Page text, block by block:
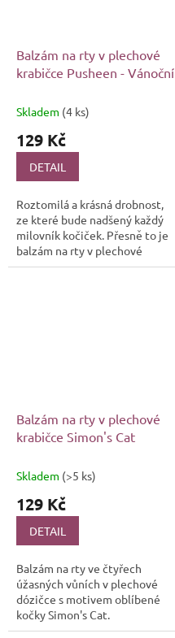
Balzám na rty v plechové
krabičce Pusheen - Vánoční
Skladem (4 ks)
129 Kč
DETAIL
Roztomilá a krásná drobnost,
ze které bude nadšený každý
milovník kočiček. Přesně to je
balzám na rty v plechové
dózičce s vánočními motivy
Balzám na rty v plechové
krabičce Simon's Cat
Skladem (>5 ks)
129 Kč
DETAIL
Balzám na rty ve čtyřech
úžasných vůních v plechové
dózičce s motivem oblíbené
kočky Simon's Cat.